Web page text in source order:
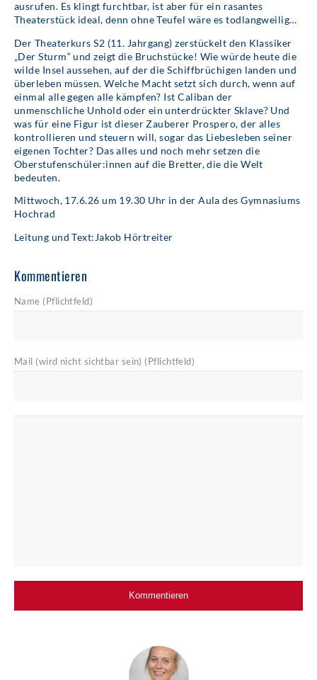
ausrufen. Es klingt furchtbar, ist aber für ein rasantes
Theaterstück ideal, denn ohne Teufel wäre es todlangweilig…
Der Theaterkurs S2 (11. Jahrgang) zerstückelt den Klassiker
„Der Sturm“ und zeigt die Bruchstücke! Wie würde heute die
wilde Insel aussehen, auf der die Schiffbrüchigen landen und
überleben müssen. Welche Macht setzt sich durch, wenn auf
einmal alle gegen alle kämpfen? Ist Caliban der
unmenschliche Unhold oder ein unterdrückter Sklave? Und
was für eine Figur ist dieser Zauberer Prospero, der alles
kontrollieren und steuern will, sogar das Liebesleben seiner
eigenen Tochter? Das alles und noch mehr setzen die
Oberstufenschüler:innen auf die Bretter, die die Welt
bedeuten.
Mittwoch, 17.6.26 um 19.30 Uhr in der Aula des Gymnasiums
Hochrad
Leitung und Text:Jakob Hörtreiter
Kommentieren
Name (Pflichtfeld)
Mail (wird nicht sichtbar sein) (Pflichtfeld)